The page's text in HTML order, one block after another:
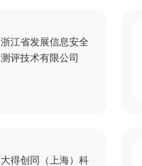
浙江省发展信息安全
测评技术有限公司
大得创同（上海）科